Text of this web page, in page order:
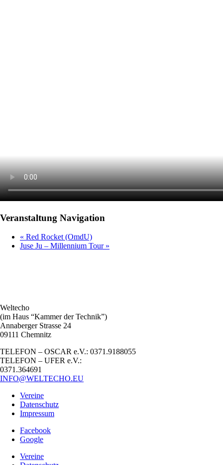
Veranstaltung Navigation
« Red Rocket (OmdU)
Juse Ju – Millennium Tour »
Weltecho
(im Haus “Kammer der Technik”)
Annaberger Strasse 24
09111 Chemnitz
TELEFON – OSCAR e.V.: 0371.9188055
TELEFON – UFER e.V.:
0371.364691
INFO@WELTECHO.EU
Vereine
Datenschutz
Impressum
Facebook
Google
Vereine